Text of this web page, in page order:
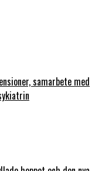
samarbete med